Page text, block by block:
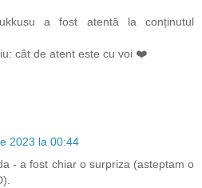
a fost atentă la conținutul
cât de atent este cu voi ❤️
2023 la 00:44
- a fost chiar o surpriza (asteptam o